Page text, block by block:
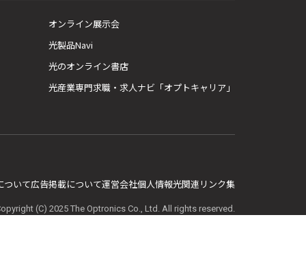
オンライン展示会
光製品Navi
光のオンライン書店
光産業専門求職・求人ナビ「オプトキャリア」
ついて広告掲載について運営会社個人情報光関連リンク集
(C) 2025 The Optronics Co., Ltd. All rights reserved.